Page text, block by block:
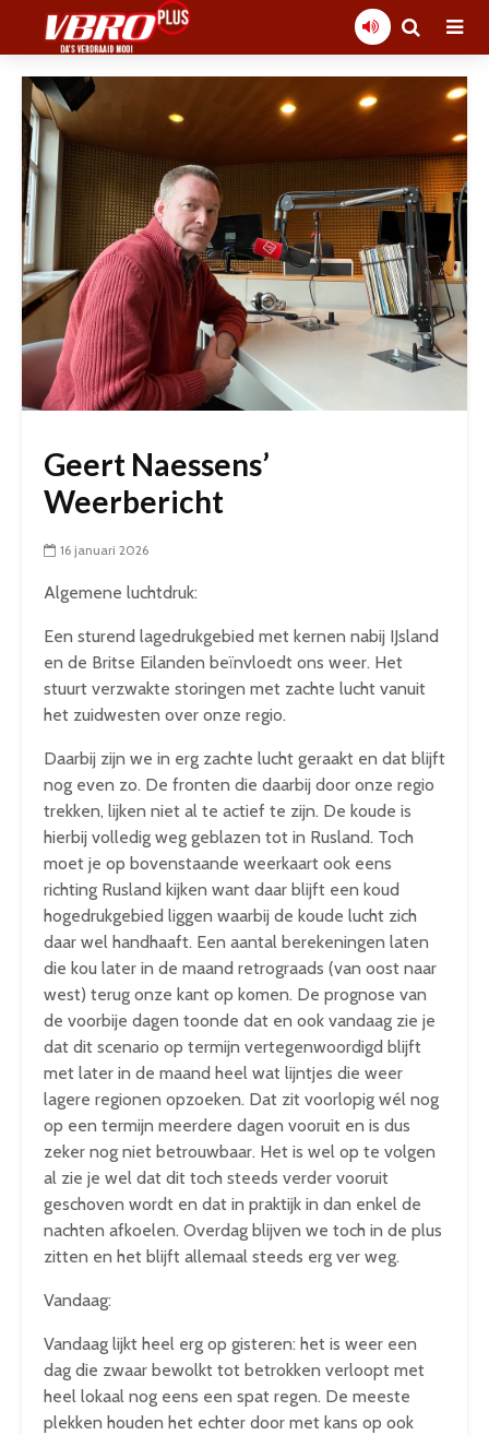
Geert Naessens’
Weerbericht
16 januari 2026
Algemene luchtdruk:
Een sturend lagedrukgebied met kernen nabij IJsland
en de Britse Eilanden beïnvloedt ons weer. Het
stuurt verzwakte storingen met zachte lucht vanuit
het zuidwesten over onze regio.
Daarbij zijn we in erg zachte lucht geraakt en dat blijft
nog even zo. De fronten die daarbij door onze regio
trekken, lijken niet al te actief te zijn. De koude is
hierbij volledig weg geblazen tot in Rusland. Toch
moet je op bovenstaande weerkaart ook eens
richting Rusland kijken want daar blijft een koud
hogedrukgebied liggen waarbij de koude lucht zich
daar wel handhaaft. Een aantal berekeningen laten
die kou later in de maand retrograads (van oost naar
west) terug onze kant op komen. De prognose van
de voorbije dagen toonde dat en ook vandaag zie je
dat dit scenario op termijn vertegenwoordigd blijft
met later in de maand heel wat lijntjes die weer
lagere regionen opzoeken. Dat zit voorlopig wél nog
op een termijn meerdere dagen vooruit en is dus
zeker nog niet betrouwbaar. Het is wel op te volgen
al zie je wel dat dit toch steeds verder vooruit
geschoven wordt en dat in praktijk in dan enkel de
nachten afkoelen. Overdag blijven we toch in de plus
zitten en het blijft allemaal steeds erg ver weg.
Vandaag:
Vandaag lijkt heel erg op gisteren: het is weer een
dag die zwaar bewolkt tot betrokken verloopt met
heel lokaal nog eens een spat regen. De meeste
plekken houden het echter door met kans op ook